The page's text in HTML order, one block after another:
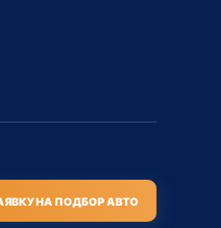
НА ПОДБОР АВТО